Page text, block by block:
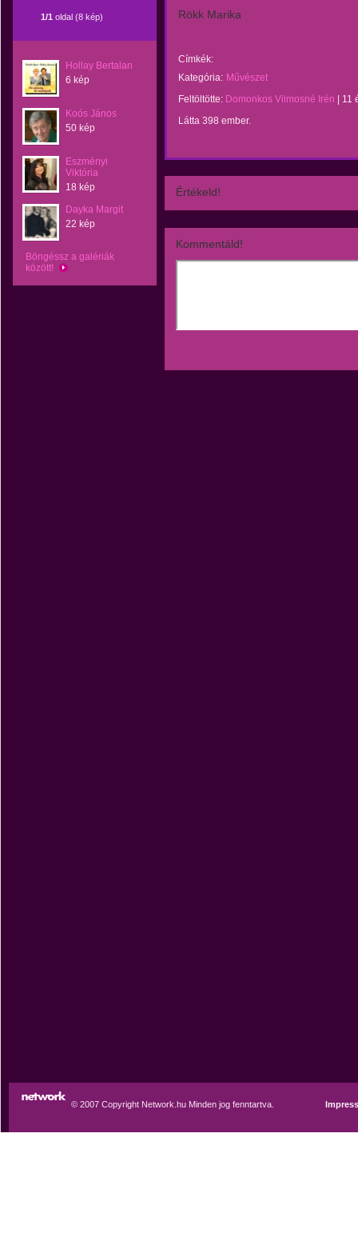
1/1 oldal (8 kép)
Hollay Bertalan
6 kép
Koós János
50 kép
Eszményi
Viktória
18 kép
Dayka Margit
22 kép
Böngéssz a galériák
között!
Rökk Marika
Címkék:
Kategória: Művészet
Feltöltötte: Domonkos Vilmosné Irén
11
Látta 398 ember.
Értékeld!
Kommentáld!
© 2007 Copyright Network.hu Minden jog fenntartva.